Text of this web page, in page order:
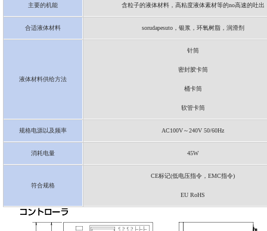
主要的机能 含粒子的液体材料，高粘度液体素材等的no高速的吐出
合适液体材料 sorudapesuto，银浆，环氧树脂，润滑剂
液体材料供给方法
针筒
密封胶卡筒
桶卡筒
软管卡筒
规格电源以及频率 AC100V～240V 50/60Hz
消耗电量 45W
符合规格
CE标记(低电压指令，EMC指令)
EU RoHS